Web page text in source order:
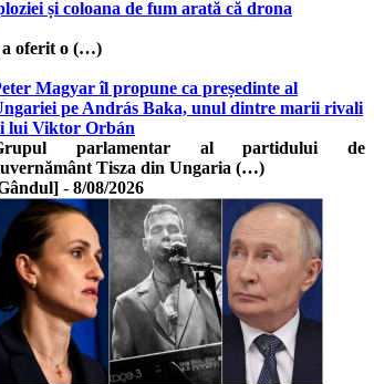
și coloana de fum arată că drona
a oferit o (…)
Magyar îl propune ca președinte al
pe András Baka, unul dintre marii rivali
lui Viktor Orbán
parlamentar al partidului de
Tisza din Ungaria (…)
- 8/08/2026